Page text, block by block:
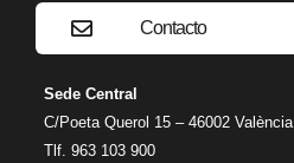
Contacto
Sede Central
C/Poeta Querol 15 – 46002 València
Tlf. 963 103 900